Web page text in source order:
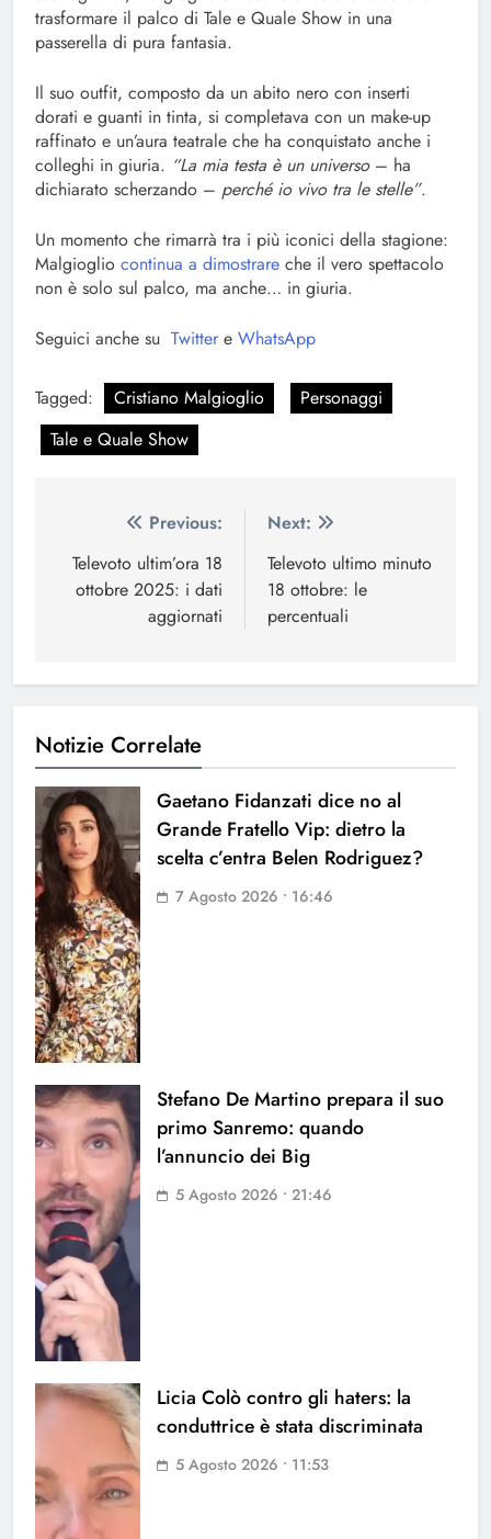
trasformare il palco di Tale e Quale Show in una
passerella di pura fantasia.
Il suo outfit, composto da un abito nero con inserti
dorati e guanti in tinta, si completava con un make-up
raffinato e un’aura teatrale che ha conquistato anche i
colleghi in giuria. “La mia testa è un universo– ha
dichiarato scherzando – perché io vivo tra le stelle”.
Un momento che rimarrà tra i più iconici della stagione:
Malgioglio continua a dimostrare che il vero spettacolo
non è solo sul palco, ma anche… in giuria.
Seguici anche su Twitter e WhatsApp
Tagged: Cristiano Malgioglio
Personaggi
Tale e Quale Show
Navigazione
articoli
Previous:
Televoto ultim’ora 18
ottobre 2025: i dati
aggiornati
Next:
Televoto ultimo minuto
18 ottobre: le
percentuali
Notizie Correlate
Gaetano Fidanzati dice no al
Grande Fratello Vip: dietro la
scelta c’entra Belen Rodriguez?
7 Agosto 2026 • 16:46
Stefano De Martino prepara il suo
primo Sanremo: quando
l’annuncio dei Big
5 Agosto 2026 • 21:46
Licia Colò contro gli haters: la
conduttrice è stata discriminata
5 Agosto 2026 • 11:53